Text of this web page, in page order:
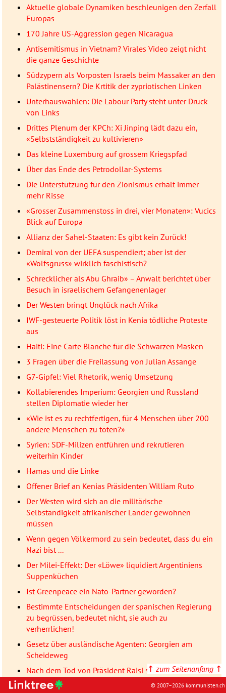
Aktuelle globale Dynamiken beschleunigen den Zerfall
Europas
170 Jahre US-Aggression gegen Nicaragua
Antisemitismus in Vietnam? Virales Video zeigt nicht
die ganze Geschichte
Südzypern als Vorposten Israels beim Massaker an den
Palästinensern? Die Krtitik der zypriotischen Linken
Unterhauswahlen: Die Labour Party steht unter Druck
von Links
Drittes Plenum der KPCh: Xi Jinping lädt dazu ein,
«Selbstständigkeit zu kultivieren»
Das kleine Luxemburg auf grossem Kriegspfad
Über das Ende des Petrodollar-Systems
Die Unterstützung für den Zionismus erhält immer
mehr Risse
«Grosser Zusammenstoss in drei, vier Monaten»: Vucics
Blick auf Europa
Allianz der Sahel-Staaten: Es gibt kein Zurück!
Demiral von der UEFA suspendiert; aber ist der
«Wolfsgruss» wirklich faschistisch?
Schrecklicher als Abu Ghraib» – Anwalt berichtet über
Besuch in israelischem Gefangenenlager
Der Westen bringt Unglück nach Afrika
IWF-gesteuerte Politik löst in Kenia tödliche Proteste
aus
Haiti: Eine Carte Blanche für die Schwarzen Masken
3 Fragen über die Freilassung von Julian Assange
G7-Gipfel: Viel Rhetorik, wenig Umsetzung
Kollabierendes Imperium: Georgien und Russland
stellen Diplomatie wieder her
«Wie ist es zu rechtfertigen, für 4 Menschen über 200
andere Menschen zu töten?»
Syrien: SDF-Milizen entführen und rekrutieren
weiterhin Kinder
Hamas und die Linke
Offener Brief an Kenias Präsidenten William Ruto
Der Westen wird sich an die militärische
Selbständigkeit afrikanischer Länder gewöhnen
müssen
Wenn gegen Völkermord zu sein bedeutet, dass du ein
Nazi bist ...
Der Milei-Effekt: Der «Löwe» liquidiert Argentiniens
Suppenküchen
Ist Greenpeace ein Nato-Partner geworden?
Bestimmte Entscheidungen der spanischen Regierung
zu begrüssen, bedeutet nicht, sie auch zu
verherrlichen!
Gesetz über ausländische Agenten: Georgien am
Scheideweg
Nach dem Tod von Präsident Raisi stellen sich die
kommunistischen Parteien der BRICS an die Seite des
↑ zum Seitenanfang ↑
© 2007–2026 kommunisten.ch